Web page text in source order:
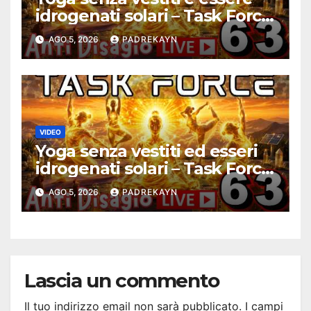
idrogenati solari – Task Force
Antidisagio ep. 63
AGO 5, 2026 PADREKAYN
VIDEO
Yoga senza vestiti ed esseri
idrogenati solari – Task Force
Antidisagio 63
AGO 5, 2026 PADREKAYN
Lascia un commento
Il tuo indirizzo email non sarà pubblicato. I campi